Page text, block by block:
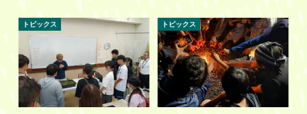
トピックス トピックス